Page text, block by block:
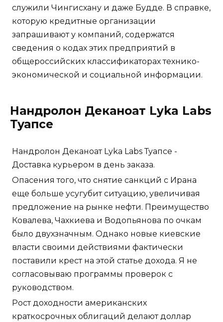
служили Чингисхану и даже Будде. В справке,
которую кредитные организации
запрашивают у компаний, содержатся
сведения о кодах этих предприятий в
общероссийских классификаторах технико-
экономической и социальной информации.
Нандролон Деканоат Lyka Labs
Туапсе
Нандролон Деканоат Lyka Labs Туапсе -
Доставка курьером в день заказа.
Опасения того, что снятие санкций с Ирана
еще больше усугубит ситуацию, увеличивая
предложение на рынке нефти. Преимущество
Ковалева, Чахкиева и Водопьянова по очкам
было двухзначным. Однако новые киевские
власти своими действиями фактически
поставили крест на этой статье дохода. Я не
согласовываю программы проверок с
руководством.
Рост доходности американских
краткосрочных облигаций делают доллар